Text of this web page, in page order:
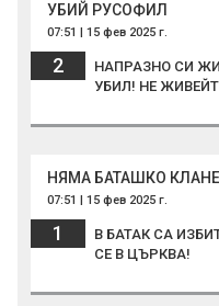
УБИЙ РУСОФИЛ
07:51 | 15 фев 2025 г.
2
НАПРАЗНО СИ
УБИЛ! НЕ
НЯМА БАТАШКО КЛАНЕ
07:51 | 15 фев 2025 г.
1
В БАТАК СА
СЕ В ЦЪРКВА!